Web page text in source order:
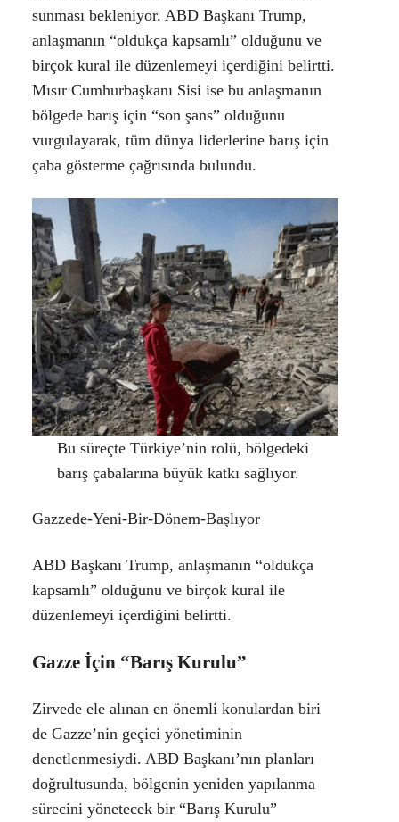
sunması bekleniyor. ABD Başkanı Trump,
anlaşmanın “oldukça kapsamlı” olduğunu ve
birçok kural ile düzenlemeyi içerdiğini belirtti.
Mısır Cumhurbaşkanı Sisi ise bu anlaşmanın
bölgede barış için “son şans” olduğunu
vurgulayarak, tüm dünya liderlerine barış için
çaba gösterme çağrısında bulundu.
Bu süreçte Türkiye’nin rolü, bölgedeki
barış çabalarına büyük katkı sağlıyor.
Gazzede-Yeni-Bir-Dönem-Başlıyor
ABD Başkanı Trump, anlaşmanın “oldukça
kapsamlı” olduğunu ve birçok kural ile
düzenlemeyi içerdiğini belirtti.
Gazze İçin “Barış Kurulu”
Zirvede ele alınan en önemli konulardan biri
de Gazze’nin geçici yönetiminin
denetlenmesiydi. ABD Başkanı’nın planları
doğrultusunda, bölgenin yeniden yapılanma
sürecini yönetecek bir “Barış Kurulu”